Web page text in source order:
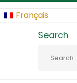
Français
Search